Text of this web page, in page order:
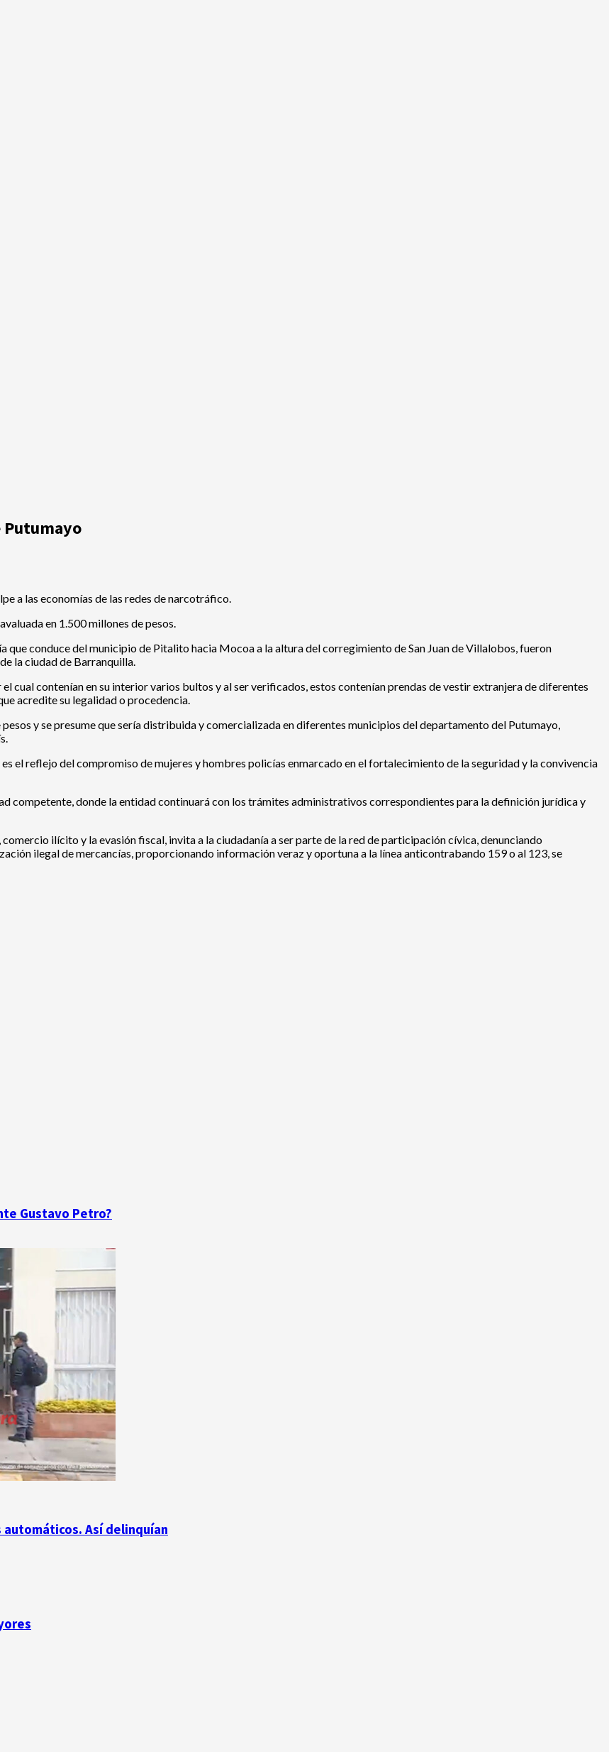
Putumayo
a las economías de las redes de narcotráfico.
en 1.500 millones de pesos.
conduce del municipio de Pitalito hacia Mocoa a la altura del corregimiento de San Juan de Villalobos, fueron
la ciudad de Barranquilla.
cual contenían en su interior varios bultos y al ser verificados, estos contenían prendas de vestir extranjera de diferentes
acredite su legalidad o procedencia.
y se presume que sería distribuida y comercializada en diferentes municipios del departamento del Putumayo,
el reflejo del compromiso de mujeres y hombres policías enmarcado en el fortalecimiento de la seguridad y la convivencia
competente, donde la entidad continuará con los trámites administrativos correspondientes para la definición jurídica y
ilícito y la evasión fiscal, invita a la ciudadanía a ser parte de la red de participación cívica, denunciando
ilegal de mercancías, proporcionando información veraz y oportuna a la línea anticontrabando 159 o al 123, se
Gustavo Petro?
automáticos. Así delinquían